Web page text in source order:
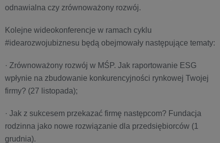
odnawialna czy zrównoważony rozwój.
Kolejne wideokonferencje w ramach cyklu
#idearozwojubiznesu będą obejmowały następujące tematy:
· Zrównoważony rozwój w MŚP. Jak raportowanie ESG
wpłynie na zbudowanie konkurencyjności rynkowej Twojej
firmy? (27 listopada);
· Jak z sukcesem przekazać firmę następcom? Fundacja
rodzinna jako nowe rozwiązanie dla przedsiębiorców (1
grudnia).